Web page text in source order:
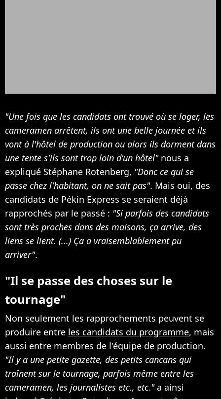
"Une fois que les candidats ont trouvé où se loger, les
cameramen arrêtent, ils ont une belle journée et ils
vont à l'hôtel de production ou alors ils dorment dans
une tente s'ils sont trop loin d'un hôtel"nous a
expliqué Stéphane Rotenberg, "Donc ce qui se
passe chez l'habitant, on ne sait pas". Mais oui, des
candidats de Pékin Express se seraient déjà
rapprochés par le passé : "Si parfois des candidats
sont très proches dans des maisons, ça arrive, des
liens se lient. (...) Ça a vraisemblablement pu
arriver".
"Il se passe des choses sur le
tournage"
Non seulement les rapprochements peuvent se
produire entre les candidats du programme, mais
aussi entre membres de l'équipe de production.
"Il y a une petite gazette, des petits cancans qui
traînent sur le tournage, parfois même entre les
cameramen, les journalistes etc., etc."a ainsi